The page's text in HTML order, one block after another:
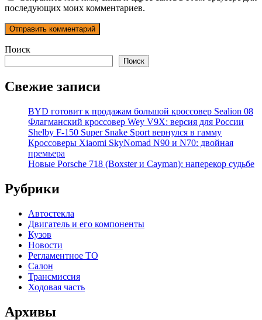
последующих моих комментариев.
Поиск
Поиск
Свежие записи
BYD готовит к продажам большой кроссовер Sealion 08
Флагманский кроссовер Wey V9X: версия для России
Shelby F-150 Super Snake Sport вернулся в гамму
Кроссоверы Xiaomi SkyNomad N90 и N70: двойная
премьера
Новые Porsche 718 (Boxster и Cayman): наперекор судьбе
Рубрики
Автостекла
Двигатель и его компоненты
Кузов
Новости
Регламентное ТО
Салон
Трансмиссия
Ходовая часть
Архивы